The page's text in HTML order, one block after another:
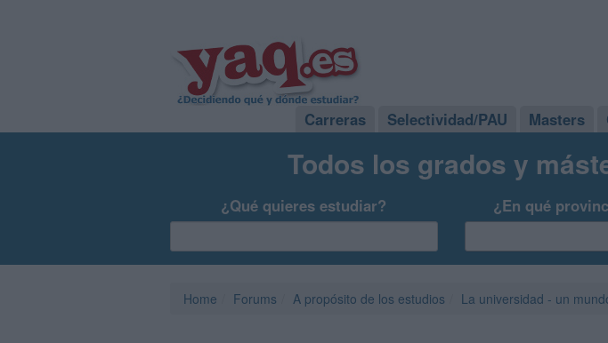
Carreras Selectividad/PAU Masters
Todos los grados y
¿Qué quieres estudiar? ¿En qué
Home Forums A propósito de los estudios La universidad - un